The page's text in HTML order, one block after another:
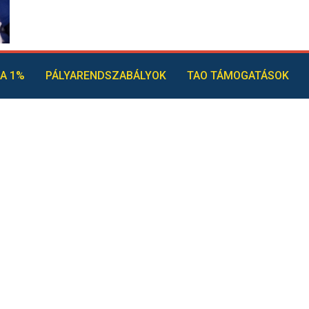
1% PÁLYARENDSZABÁLYOK TAO TÁMOGATÁSOK